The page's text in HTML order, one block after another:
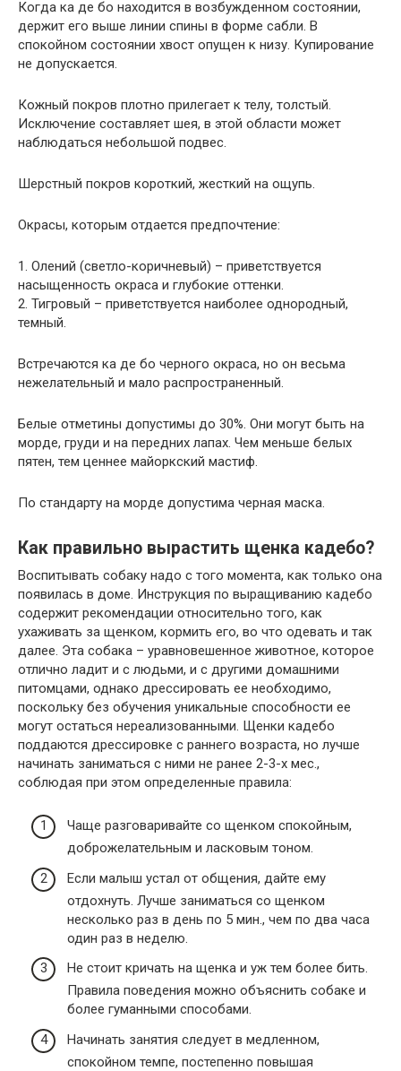
Когда ка де бо находится в возбужденном состоянии,
держит его выше линии спины в форме сабли. В
спокойном состоянии хвост опущен к низу. Купирование
не допускается.
Кожный покров плотно прилегает к телу, толстый.
Исключение составляет шея, в этой области может
наблюдаться небольшой подвес.
Шерстный покров короткий, жесткий на ощупь.
Окрасы, которым отдается предпочтение:
1. Олений (светло-коричневый) – приветствуется
насыщенность окраса и глубокие оттенки.
2. Тигровый – приветствуется наиболее однородный,
темный.
Встречаются ка де бо черного окраса, но он весьма
нежелательный и мало распространенный.
Белые отметины допустимы до 30%. Они могут быть на
морде, груди и на передних лапах. Чем меньше белых
пятен, тем ценнее майоркский мастиф.
По стандарту на морде допустима черная маска.
Как правильно вырастить щенка кадебо?
Воспитывать собаку надо с того момента, как только она
появилась в доме. Инструкция по выращиванию кадебо
содержит рекомендации относительно того, как
ухаживать за щенком, кормить его, во что одевать и так
далее. Эта собака – уравновешенное животное, которое
отлично ладит и с людьми, и с другими домашними
питомцами, однако дрессировать ее необходимо,
поскольку без обучения уникальные способности ее
могут остаться нереализованными. Щенки кадебо
поддаются дрессировке с раннего возраста, но лучше
начинать заниматься с ними не ранее 2-3-х мес.,
соблюдая при этом определенные правила:
Чаще разговаривайте со щенком спокойным,
доброжелательным и ласковым тоном.
Если малыш устал от общения, дайте ему
отдохнуть. Лучше заниматься со щенком
несколько раз в день по 5 мин., чем по два часа
один раз в неделю.
Не стоит кричать на щенка и уж тем более бить.
Правила поведения можно объяснить собаке и
более гуманными способами.
Начинать занятия следует в медленном,
спокойном темпе, постепенно повышая